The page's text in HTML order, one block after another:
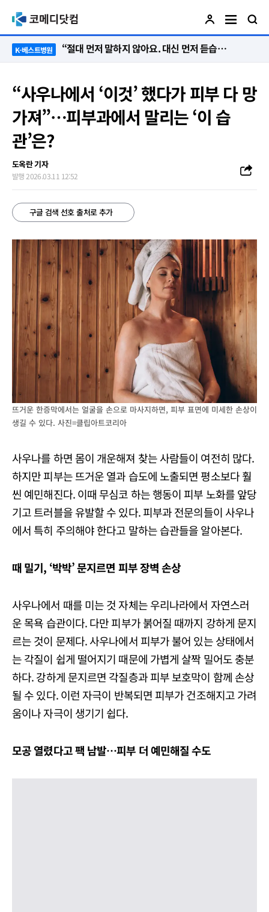
K-베스트병원 “절대 먼저 말하지 않아요. 대신 먼저 듣습니다”
“사우나에서 ‘이것’ 했다가 피부 다 망
가져”…피부과에서 말리는 ‘이 습
관’은?
도옥란 기자
발행 2026.03.11 12:52
구글 검색 선호 출처로 추가
뜨거운 한증막에서는 얼굴을 손으로 마사지하면, 피부 표면에 미세한 손상이
생길 수 있다. 사진=클립아트코리아
사우나를 하면 몸이 개운해져 찾는 사람들이 여전히 많다.
하지만 피부는 뜨거운 열과 습도에 노출되면 평소보다 훨
씬 예민해진다. 이때 무심코 하는 행동이 피부 노화를 앞당
기고 트러블을 유발할 수 있다. 피부과 전문의들이 사우나
에서 특히 주의해야 한다고 말하는 습관들을 알아본다.
때 밀기, ‘박박’ 문지르면 피부 장벽 손상
사우나에서 때를 미는 것 자체는 우리나라에서 자연스러
운 목욕 습관이다. 다만 피부가 붉어질 때까지 강하게 문지
르는 것이 문제다. 사우나에서 피부가 불어 있는 상태에서
는 각질이 쉽게 떨어지기 때문에 가볍게 살짝 밀어도 충분
하다. 강하게 문지르면 각질층과 피부 보호막이 함께 손상
될 수 있다. 이런 자극이 반복되면 피부가 건조해지고 가려
움이나 자극이 생기기 쉽다.
모공 열렸다고 팩 남발…피부 더 예민해질 수도